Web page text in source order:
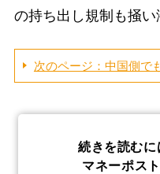
の持ち出し規制も掻い
次のページ：中国側で
続きを読む
マネーポス